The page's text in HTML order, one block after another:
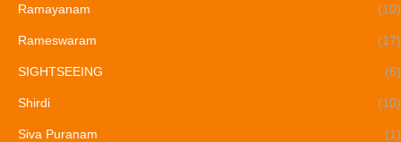
Ramayanam (10)
Rameswaram (17)
SIGHTSEEING (6)
Shirdi (10)
Siva Puranam (1)